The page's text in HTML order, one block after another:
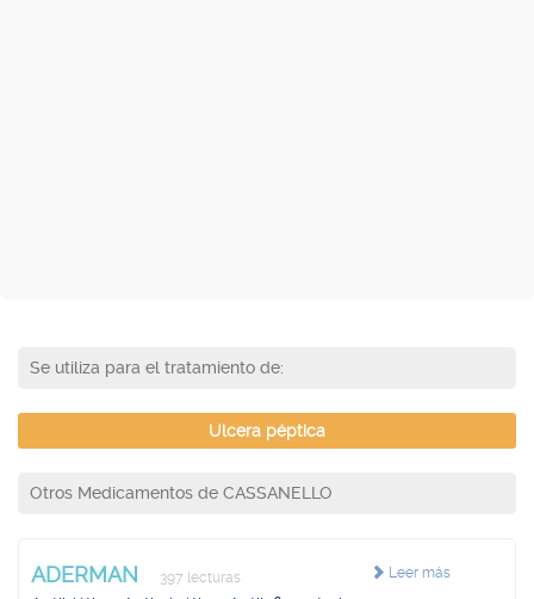
Se utiliza para el tratamiento de:
Ulcera péptica
Otros Medicamentos de CASSANELLO
Leer más
ADERMAN 397 lecturas